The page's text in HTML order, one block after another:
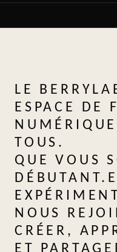
LE
ESPACE DE
TOUS.
QUE VOUS
NOUS
CRÉER,
ET